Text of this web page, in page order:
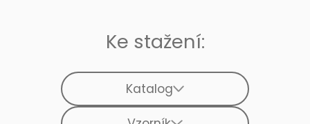
Ke stažení:
Katalog